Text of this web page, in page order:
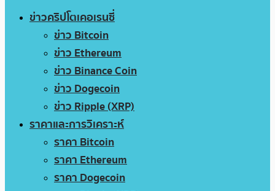
ข่าวคริปโตเคอเรนซี่
ข่าว Bitcoin
ข่าว Ethereum
ข่าว Binance Coin
ข่าว Dogecoin
ข่าว Ripple (XRP)
ราคาและการวิเคราะห์
ราคา Bitcoin
ราคา Ethereum
ราคา Dogecoin